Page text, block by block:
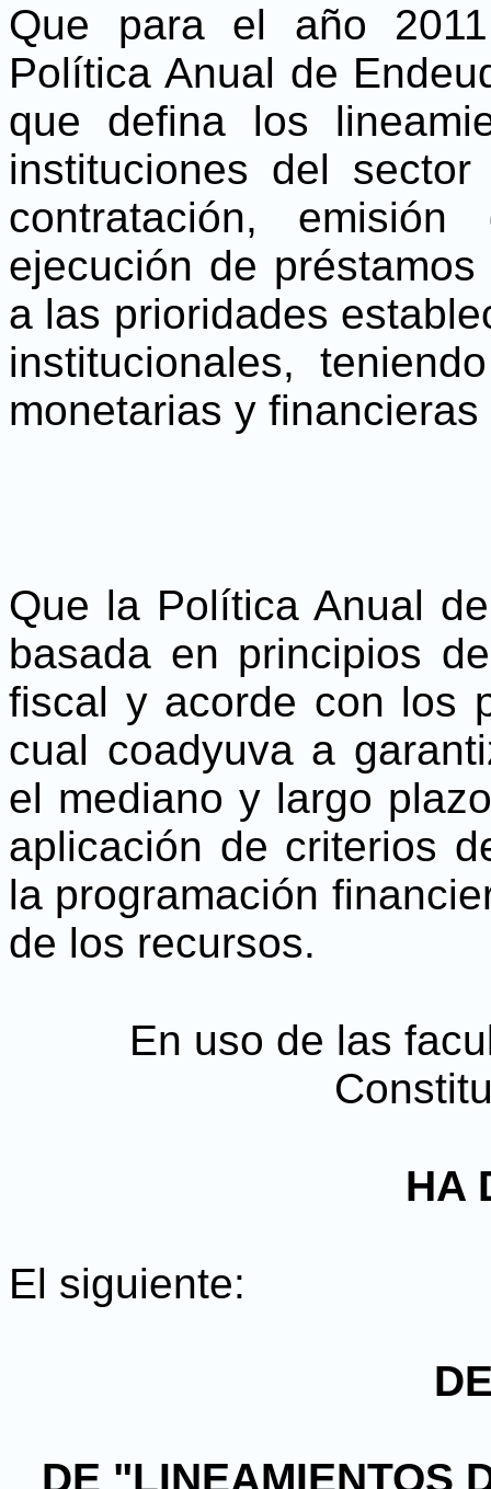
Que para el año
Política Anual de
que defina los
instituciones del
contratación, emisión
ejecución de
a las prioridades
institucionales,
monetarias y
Que la Política Anual
basada en principios
fiscal y acorde con los
cual coadyuva a
el mediano y largo
aplicación de criterios
la programación
de los recursos.
En uso de las
HA
El siguiente:
DE "LINEAMIENTOS